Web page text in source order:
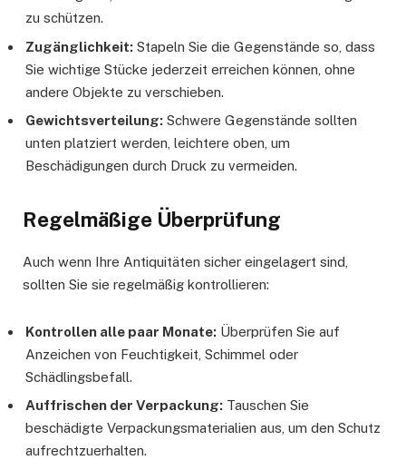
zu schützen.
Zugänglichkeit: Stapeln Sie die Gegenstände so, dass
Sie wichtige Stücke jederzeit erreichen können, ohne
andere Objekte zu verschieben.
Gewichtsverteilung: Schwere Gegenstände sollten
unten platziert werden, leichtere oben, um
Beschädigungen durch Druck zu vermeiden.
Regelmäßige Überprüfung
Auch wenn Ihre Antiquitäten sicher eingelagert sind,
sollten Sie sie regelmäßig kontrollieren:
Kontrollen alle paar Monate: Überprüfen Sie auf
Anzeichen von Feuchtigkeit, Schimmel oder
Schädlingsbefall.
Auffrischen der Verpackung: Tauschen Sie
beschädigte Verpackungsmaterialien aus, um den Schutz
aufrechtzuerhalten.